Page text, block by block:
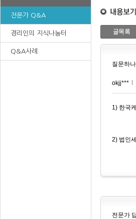
전문가 Q&A
경리인의 지식나눔터
Q&A사례
질문하
okjj***
1) 한국
2) 법인
전문가